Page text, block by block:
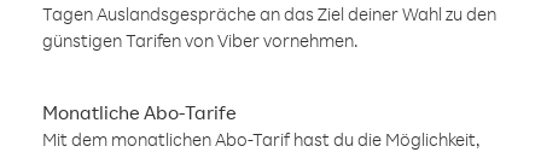
Tagen Auslandsgespräche an das Ziel deiner Wahl zu den
günstigen Tarifen von Viber vornehmen.
Monatliche Abo-Tarife
Mit dem monatlichen Abo-Tarif hast du die Möglichkeit,